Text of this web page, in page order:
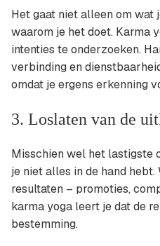
Het gaat niet alleen om wat
waarom je het doet. Karma
intenties te onderzoeken.
verbinding en
omdat je ergens erkenning
3. Loslaten van de
Misschien wel het lastigste
je niet alles in de hand
resultaten – promoties,
karma yoga leert je dat de
bestemming.